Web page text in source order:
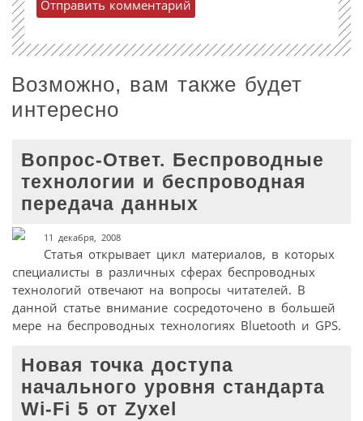
Возможно, вам также будет
интересно
Вопрос-Ответ. Беспроводные
технологии и беспроводная
передача данных
11 декабря, 2008
Статья открывает цикл материалов, в которых
специалисты в различных сферах беспроводных
технологий отвечают на вопросы читателей. В
данной статье внимание сосредоточено в большей
мере на беспроводных технологиях Bluetooth и GPS.
Новая точка доступа
начального уровня стандарта
Wi-Fi 5 от Zyxel